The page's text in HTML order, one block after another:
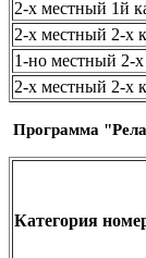
2-х местный 1й
2-х местный 2-х
1-но местный 2-
2-х местный 2-х
Программа
Категория